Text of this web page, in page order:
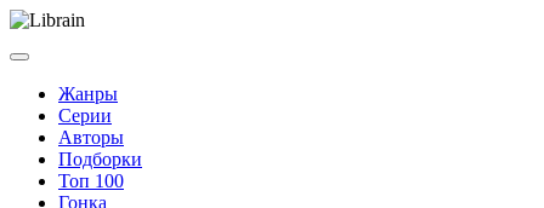
Жанры
Серии
Авторы
Подборки
Топ 100
Гонка